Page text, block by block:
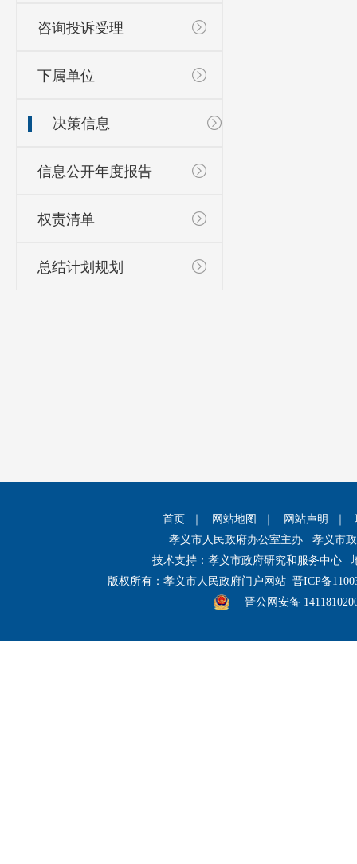
咨询投诉受理
下属单位
决策信息
信息公开年度报告
权责清单
总结计划规划
首页 网站地图 网站声明
孝义市人民政府办公室主办 孝义市
技术支持：孝义市政府研究和服务中心
版权所有：孝义市人民政府门户网站 晋ICP备
晋公网安备